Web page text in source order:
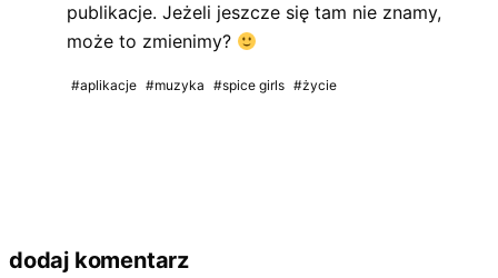
publikacje. Jeżeli jeszcze się tam nie znamy,
może to zmienimy?
#aplikacje #muzyka #spice girls #życie
dodaj komentarz